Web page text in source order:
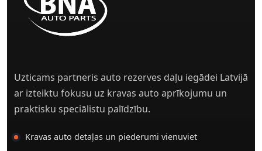
Uzticams partneris auto rezerves daļu iegādei Latvijā
ar izteiktu fokusu uz kravas auto aprīkojumu un
praktisku speciālistu palīdzību.
Kravas auto detaļas un piederumi vienuviet